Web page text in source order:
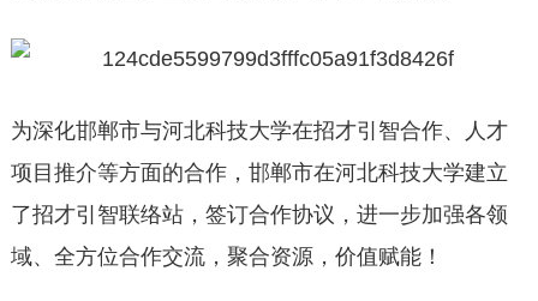
为深化邯郸市与河北科技大学在招才引智合作、人才
项目推介等方面的合作，邯郸市在河北科技大学建立
了招才引智联络站，签订合作协议，进一步加强各领
域、全方位合作交流，聚合资源，价值赋能！